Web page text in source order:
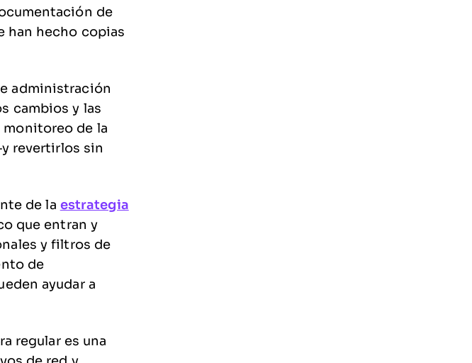
de
han hecho copias
administración
cambios y las
monitoreo de la
revertirlos sin
de la estrategia
que entran y
y filtros de
de
ayudar a
regular es una